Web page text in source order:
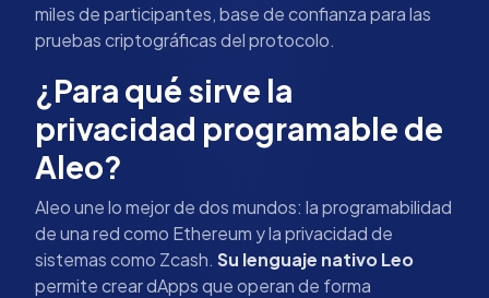
miles de participantes, base de confianza para las
pruebas criptográficas del protocolo.
¿Para qué sirve la
privacidad programable de
Aleo?
Aleo une lo mejor de dos mundos: la programabilidad
de una red como Ethereum y la privacidad de
sistemas como Zcash. Su lenguaje nativo Leo
permite crear dApps que operan de forma